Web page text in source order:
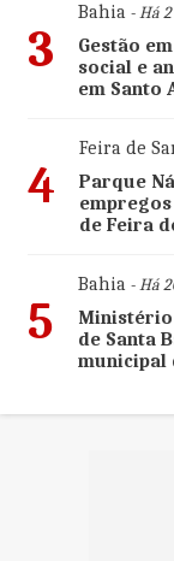
3
Bahia- Há 2
Gestão
social e
em Santo
4
Feira de
Parque
de Feira
5
Bahia- Há
de Santa
municipal